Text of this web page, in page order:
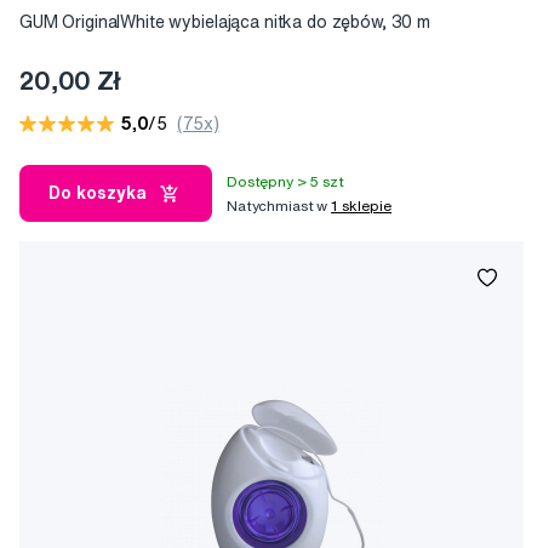
GUM OriginalWhite wybielająca nitka do zębów, 30 m
20,00 Zł
5,0/5 (75x)
Do koszyka
Dostępny > 5 szt
Natychmiast w1 sklepie